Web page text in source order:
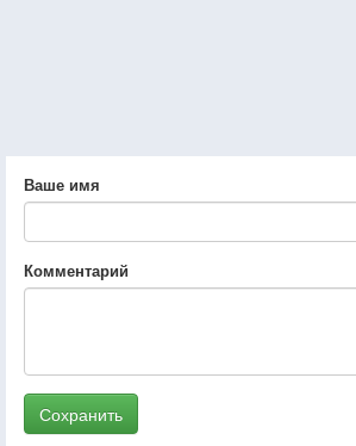
Ваше имя
Комментарий
Сохранить